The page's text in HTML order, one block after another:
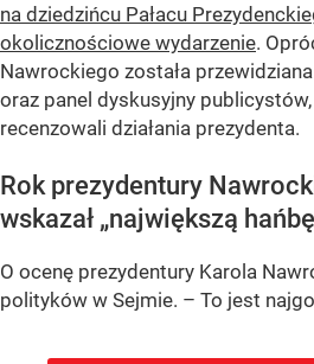
na dziedzińcu Pałacu
okolicznościowe wydarzenie.
Nawrockiego została
oraz panel dyskusyjny
recenzowali działania prezydenta.
Rok prezydentury
wskazał „największą
O ocenę prezydentury Karola
polityków w Sejmie. – To jest